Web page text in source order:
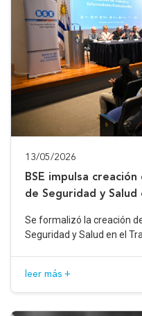
13/05/2026
BSE impulsa
de Seguridad y
Se formalizó la creación
Seguridad y Salud en el
leer más +